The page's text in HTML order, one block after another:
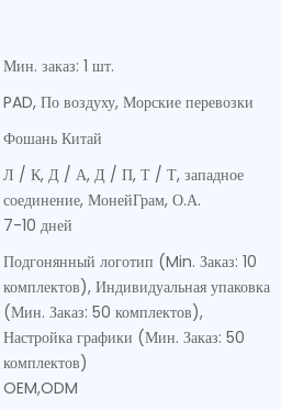
Мин. заказ: 1 шт.
PAD, По воздуху, Морские перевозки
Фошань Китай
Л / К, Д / А, Д / П, Т / Т, западное
соединение, МонейГрам, О.А.
7-10 дней
Подгонянный логотип (Min. Заказ: 10
комплектов), Индивидуальная упаковка
(Мин. Заказ: 50 комплектов),
Настройка графики (Мин. Заказ: 50
комплектов)
OEM,ODM